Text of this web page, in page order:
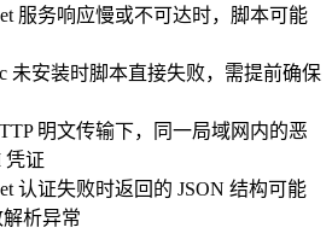
服务响应慢或不可达时，脚本可能
未安装时脚本直接失败，需提前确保
明文传输下，同一局域网内的恶
凭证
认证失败时返回的 JSON 结构可能
析异常